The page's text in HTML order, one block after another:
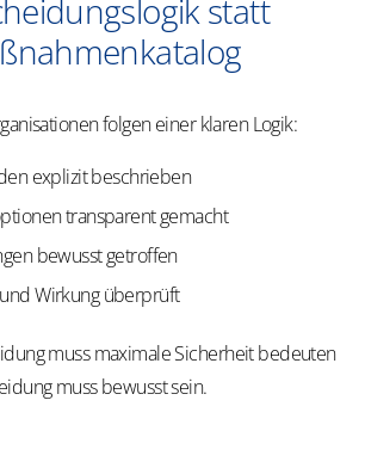
statt
folgen einer klaren Logik:
explizit beschrieben
transparent gemacht
bewusst getroffen
Wirkung überprüft
muss maximale Sicherheit bedeuten
muss bewusst sein.